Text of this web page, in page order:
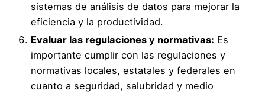
sistemas de análisis de datos para mejorar la
eficiencia y la productividad.
Evaluar las regulaciones y normativas: Es
importante cumplir con las regulaciones y
normativas locales, estatales y federales en
cuanto a seguridad, salubridad y medio